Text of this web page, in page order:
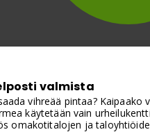
valmista
vihreää pintaa?
käytetään vain
omakotitalojen ja